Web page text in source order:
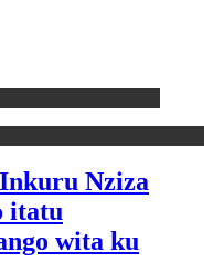
Nziza
itatu
wita ku